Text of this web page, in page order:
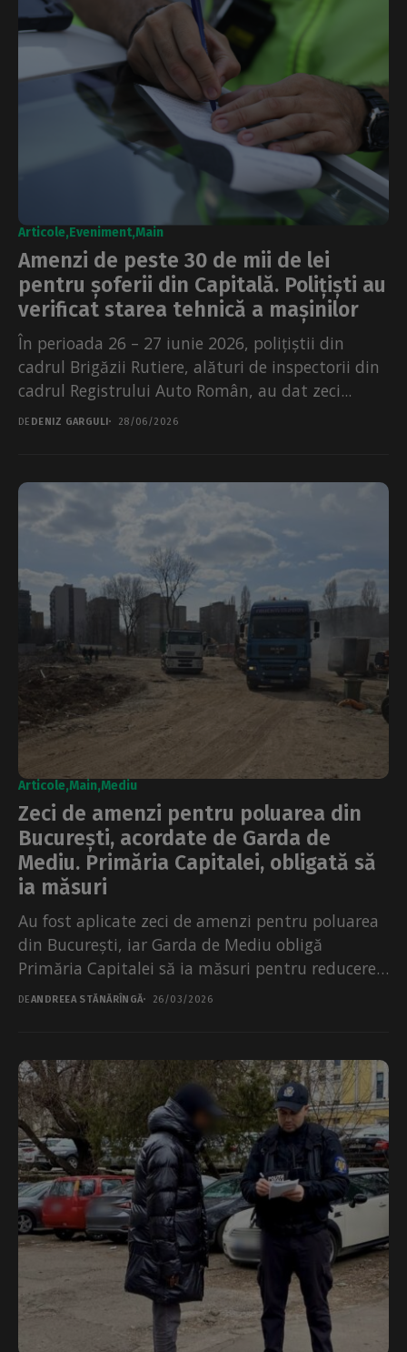
Articole Eveniment Main
Amenzi de peste 30 de mii de lei
pentru șoferii din Capitală. Polițiști au
verificat starea tehnică a mașinilor
În perioada 26 – 27 iunie 2026, polițiștii din
cadrul Brigăzii Rutiere, alături de inspectorii din
cadrul Registrului Auto Român, au dat zeci...
DE DENIZ GARGULI 28/06/2026
Articole Main Mediu
Zeci de amenzi pentru poluarea din
București, acordate de Garda de
Mediu. Primăria Capitalei, obligată să
ia măsuri
Au fost aplicate zeci de amenzi pentru poluarea
din București, iar Garda de Mediu obligă
Primăria Capitalei să ia măsuri pentru reducerea
acesteia,...
DEANDREEA STĂNĂRÎNGĂ 26/03/2026